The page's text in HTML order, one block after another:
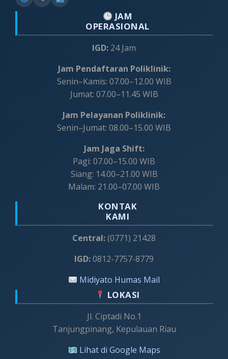
JAM
OPERASIONAL
IGD: 24 Jam
Jam Pendaftaran Poliklinik:
Senin–Kamis: 07.00–12.00 WIB
Jumat: 07.00–11.45 WIB
Jam Pelayanan Poliklinik:
Senin–Jumat: 08.00–15.00 WIB
Jam Jaga Shift:
Pagi: 07.00–15.00 WIB
Siang: 14.00–21.00 WIB
Malam: 21.00–07.00 WIB
KONTAK
KAMI
Central:(0771) 21428
IGD:0812-7757-8779
Midiyato Humas Mail
LOKASI
Jl. Ciptadi No.1
Tanjungpinang, Kepulauan Riau
Lihat di Google Maps